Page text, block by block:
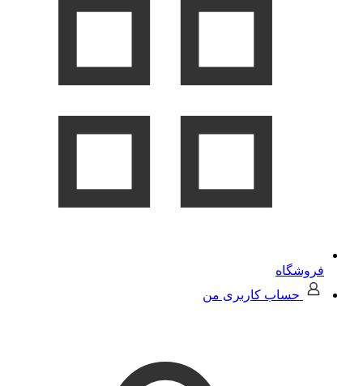
فروشگاه
حساب کاربری من